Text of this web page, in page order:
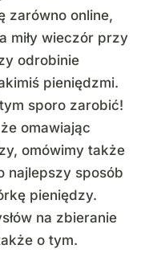
zarówno online,
miły wieczór przy
odrobinie
pieniędzmi.
sporo zarobić!
omawiając
omówimy także
najlepszy sposób
pieniędzy.
na zbieranie
o tym.